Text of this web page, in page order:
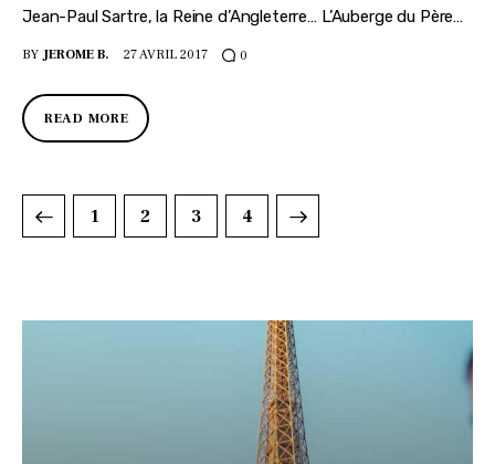
Jean-Paul Sartre, la Reine d’Angleterre… L’Auberge du Père…
BY JEROME B. 27 AVRIL 2017 0
READ MORE
1 2 3 4